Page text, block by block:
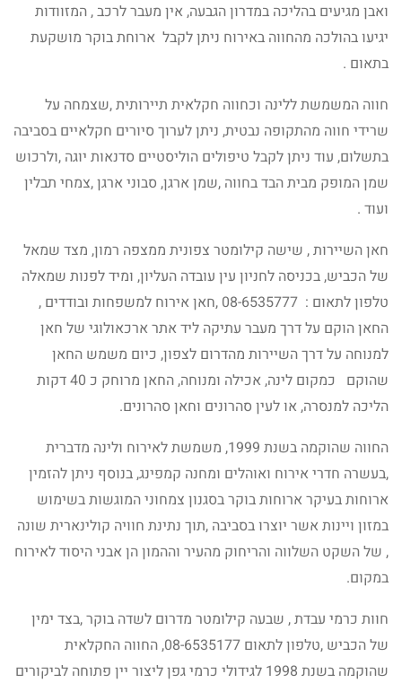
ואבן מגיעים בהליכה במדרון הגבעה, אין מעבר לרכב , המזוודות
יגיעו בהולכה מהחווה באירוח ניתן לקבל ארוחת בוקר מושקעת
בתאום .
חווה המשמשת ללינה וכחווה חקלאית תיירותית ,שצמחה על
שרידי חווה מהתקופה נבטית, ניתן לערוך סיורים חקלאיים בסביבה
בתשלום, עוד ניתן לקבל טיפולים הוליסטיים סדנאות יוגה ,ולרכוש
שמן המופק מבית הבד בחווה ,שמן ארגן, סבוני ארגן ,צמחי תבלין
ועוד .
חאן השיירות , שישה קילומטר צפונית ממצפה רמון, מצד שמאל
של הכביש, בכניסה לחניון עין עובדה העליון, ומיד לפנות שמאלה
טלפון לתאום : 08-6535777 ,חאן אירוח למשפחות ובודדים ,
החאן הוקם על דרך מעבר עתיקה ליד אתר ארכאולוגי של חאן
למנוחה על דרך השיירות מהדרום לצפון, כיום משמש החאן
שהוקם כמקום לינה, אכילה ומנוחה, החאן מרוחק כ 40 דקות
הליכה למנסרה, או לעין סהרונים וחאן סהרונים.
החווה שהוקמה בשנת 1999, משמשת לאירוח ולינה מדברית
,בעשרה חדרי אירוח ואוהלים ומחנה קמפינג, בנוסף ניתן להזמין
ארוחות בעיקר ארוחות בוקר בסגנון צמחוני המוגשות בשימוש
במזון ויינות אשר יוצרו בסביבה ,תוך נתינת חוויה קולינארית שונה
, של השקט השלווה והריחוק מהעיר וההמון הן אבני היסוד לאירוח
במקום.
חוות כרמי עבדת , שבעה קילומטר מדרום לשדה בוקר ,בצד ימין
של הכביש ,טלפון לתאום 08-6535177, החווה החקלאית
שהוקמה בשנת 1998 לגידולי כרמי גפן ליצור יין פתוחה לביקורים